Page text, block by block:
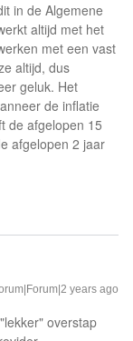
in de Algemene
altijd met het
met een vast
altijd, dus
geluk. Het
de inflatie
de afgelopen 15
afgelopen 2 jaar
years ago
overstap